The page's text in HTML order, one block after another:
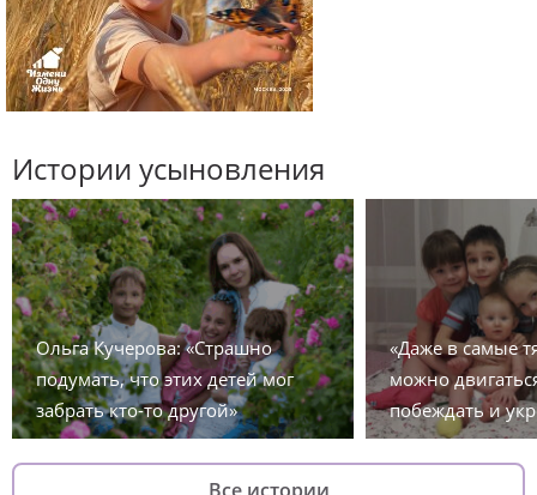
Истории усыновления
Ольга Кучерова: «Страшно
подумать, что этих детей мог
забрать кто-то другой»
«Даже в самые
можно
побеждать и